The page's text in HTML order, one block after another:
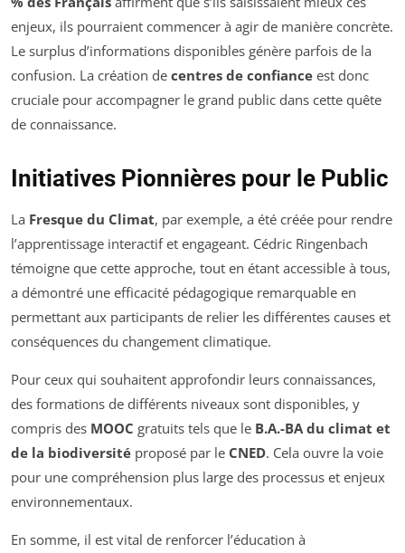
enjeux, ils pourraient commencer à agir de manière concrète.
Le surplus d’informations disponibles génère parfois de la
confusion. La création de centres de confiance est donc
cruciale pour accompagner le grand public dans cette quête
de connaissance.
Initiatives Pionnières pour le Public
La Fresque du Climat, par exemple, a été créée pour rendre
l’apprentissage interactif et engageant. Cédric Ringenbach
témoigne que cette approche, tout en étant accessible à tous,
a démontré une efficacité pédagogique remarquable en
permettant aux participants de relier les différentes causes et
conséquences du changement climatique.
Pour ceux qui souhaitent approfondir leurs connaissances,
des formations de différents niveaux sont disponibles, y
compris des MOOC gratuits tels que le B.A.-BA du climat et
de la biodiversité proposé par le CNED. Cela ouvre la voie
pour une compréhension plus large des processus et enjeux
environnementaux.
En somme, il est vital de renforcer l’éducation à